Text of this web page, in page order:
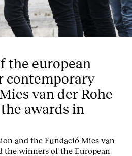
the european
contemporary
van der Rohe
awards in
and the Fundació Mies van
the winners of the European